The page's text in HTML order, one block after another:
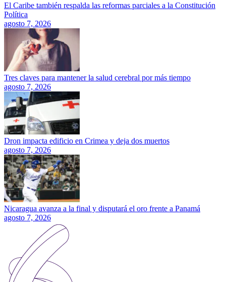
El Caribe también respalda las reformas parciales a la Constitución
Política
agosto 7, 2026
Tres claves para mantener la salud cerebral por más tiempo
agosto 7, 2026
Dron impacta edificio en Crimea y deja dos muertos
agosto 7, 2026
Nicaragua avanza a la final y disputará el oro frente a Panamá
agosto 7, 2026